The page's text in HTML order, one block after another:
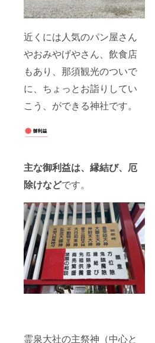
近くには人気のパン屋さん
やおみやげやさん、飲食店
もあり、那須観光のついで
に、ちょっとお詣りしてい
こう、ができる神社です。
主な御利益は、縁結び、厄
除けなどです。
霊泉大社の主祭神（中心と